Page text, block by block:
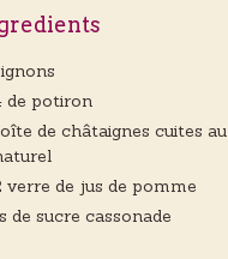
de potiron
de châtaignes cuites au
verre de jus de pomme
de sucre cassonade